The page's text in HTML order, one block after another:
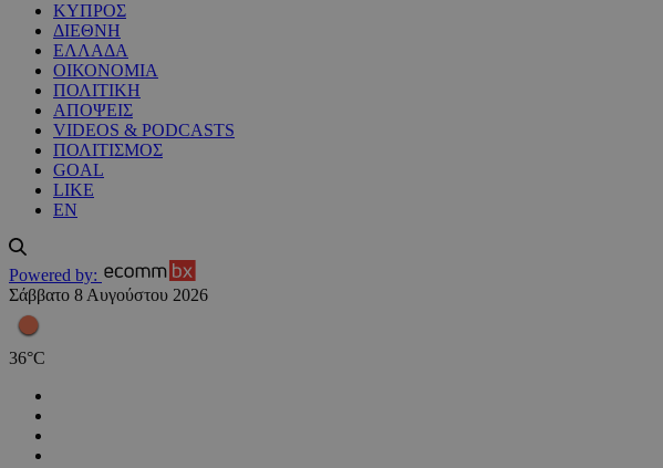
ΚΥΠΡΟΣ
ΔΙΕΘΝΗ
ΕΛΛΑΔΑ
ΟΙΚΟΝΟΜΙΑ
ΠΟΛΙΤΙΚΗ
ΑΠΟΨΕΙΣ
VIDEOS & PODCASTS
ΠΟΛΙΤΙΣΜΟΣ
GOAL
LIKE
EN
Powered by:
Σάββατο 8 Αυγούστου 2026
36°C